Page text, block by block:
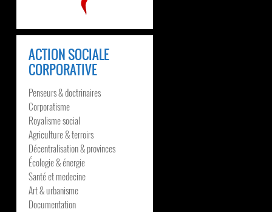
ACTION SOCIALE
CORPORATIVE
Penseurs & doctrinaires
Corporatisme
Royalisme social
Agriculture & terroirs
Décentralisation & provinces
Écologie & énergie
Santé et medecine
Art & urbanisme
Documentation